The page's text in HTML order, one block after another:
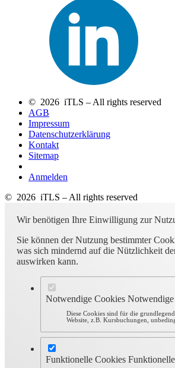
© 2026 iTLS – All rights reserved
AGB
Impressum
Datenschutzerklärung
Kontakt
Sitemap
Anmelden
© 2026 iTLS – All rights reserved
Wir benötigen Ihre Einwilligung zur
Sie können der Nutzung bestimmter
was sich mindernd auf die Nützlichkeit
auswirken kann.
Notwendige Cookies
Diese Cookies sind für die
Website, z.B. Kursbuchungen,
Funktionelle Cookies